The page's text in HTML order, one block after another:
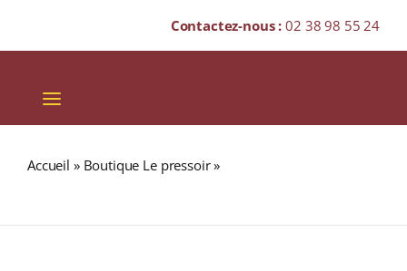
Contactez-nous :02 38 98 55 24
Toggle
Navigation
SPIRITUEUX
Accueil » Boutique Le pressoir»